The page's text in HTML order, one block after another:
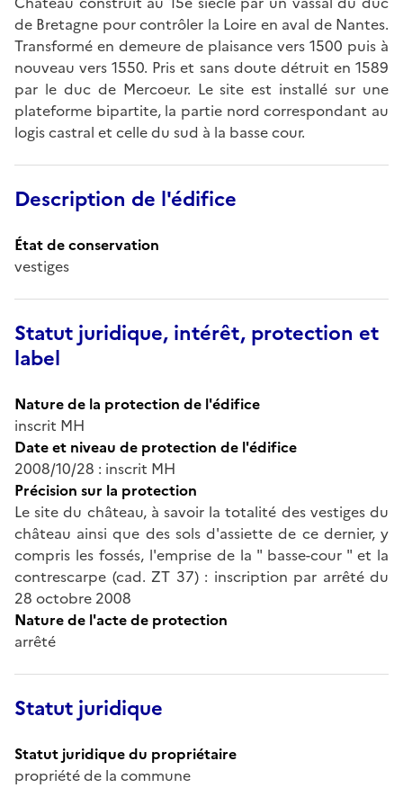
de Bretagne pour contrôler la Loire en aval de Nantes.
Transformé en demeure de plaisance vers 1500 puis à
nouveau vers 1550. Pris et sans doute détruit en 1589
par le duc de Mercoeur. Le site est installé sur une
plateforme bipartite, la partie nord correspondant au
logis castral et celle du sud à la basse cour.
Description de l'édifice
État de conservation
vestiges
Statut juridique, intérêt, protection et
label
Nature de la protection de l'édifice
inscrit MH
Date et niveau de protection de l'édifice
2008/10/28 : inscrit MH
Précision sur la protection
Le site du château, à savoir la totalité des vestiges du
château ainsi que des sols d'assiette de ce dernier, y
compris les fossés, l'emprise de la " basse-cour " et la
contrescarpe (cad. ZT 37) : inscription par arrêté du
28 octobre 2008
Nature de l'acte de protection
arrêté
Statut juridique
Statut juridique du propriétaire
propriété de la commune